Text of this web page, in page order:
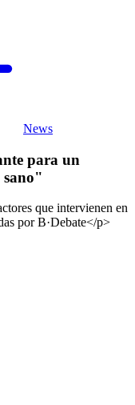
News
para un
sano"
que intervienen en
por B·Debate</p>